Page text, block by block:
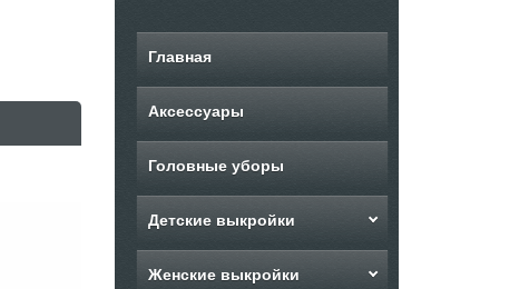
Главная
Аксессуары
Головные уборы
Детские выкройки
Женские выкройки